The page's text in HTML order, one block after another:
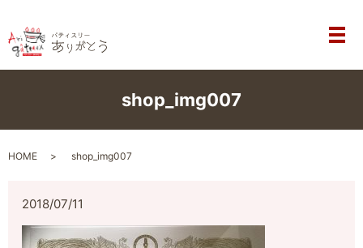
メ
shop_img007
HOME shop_img007
2018/07/11